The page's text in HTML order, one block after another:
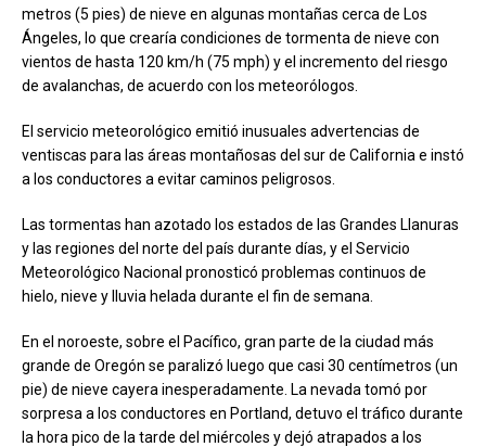
metros (5 pies) de nieve en algunas montañas cerca de Los
Ángeles, lo que crearía condiciones de tormenta de nieve con
vientos de hasta 120 km/h (75 mph) y el incremento del riesgo
de avalanchas, de acuerdo con los meteorólogos.
El servicio meteorológico emitió inusuales advertencias de
ventiscas para las áreas montañosas del sur de California e instó
a los conductores a evitar caminos peligrosos.
Las tormentas han azotado los estados de las Grandes Llanuras
y las regiones del norte del país durante días, y el Servicio
Meteorológico Nacional pronosticó problemas continuos de
hielo, nieve y lluvia helada durante el fin de semana.
En el noroeste, sobre el Pacífico, gran parte de la ciudad más
grande de Oregón se paralizó luego que casi 30 centímetros (un
pie) de nieve cayera inesperadamente. La nevada tomó por
sorpresa a los conductores en Portland, detuvo el tráfico durante
la hora pico de la tarde del miércoles y dejó atrapados a los